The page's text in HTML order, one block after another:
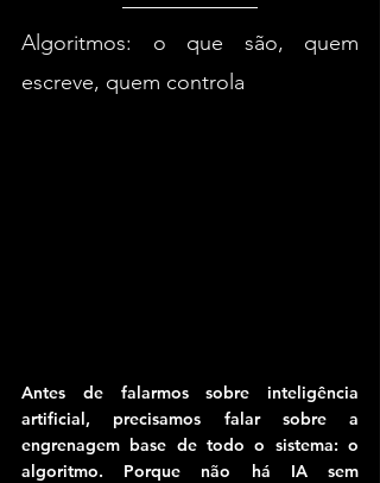
Algoritmos: o que são, quem
escreve, quem controla
Antes de falarmos sobre inteligência
artificial, precisamos falar sobre a
engrenagem base de todo o sistema: o
algoritmo. Porque não há IA sem